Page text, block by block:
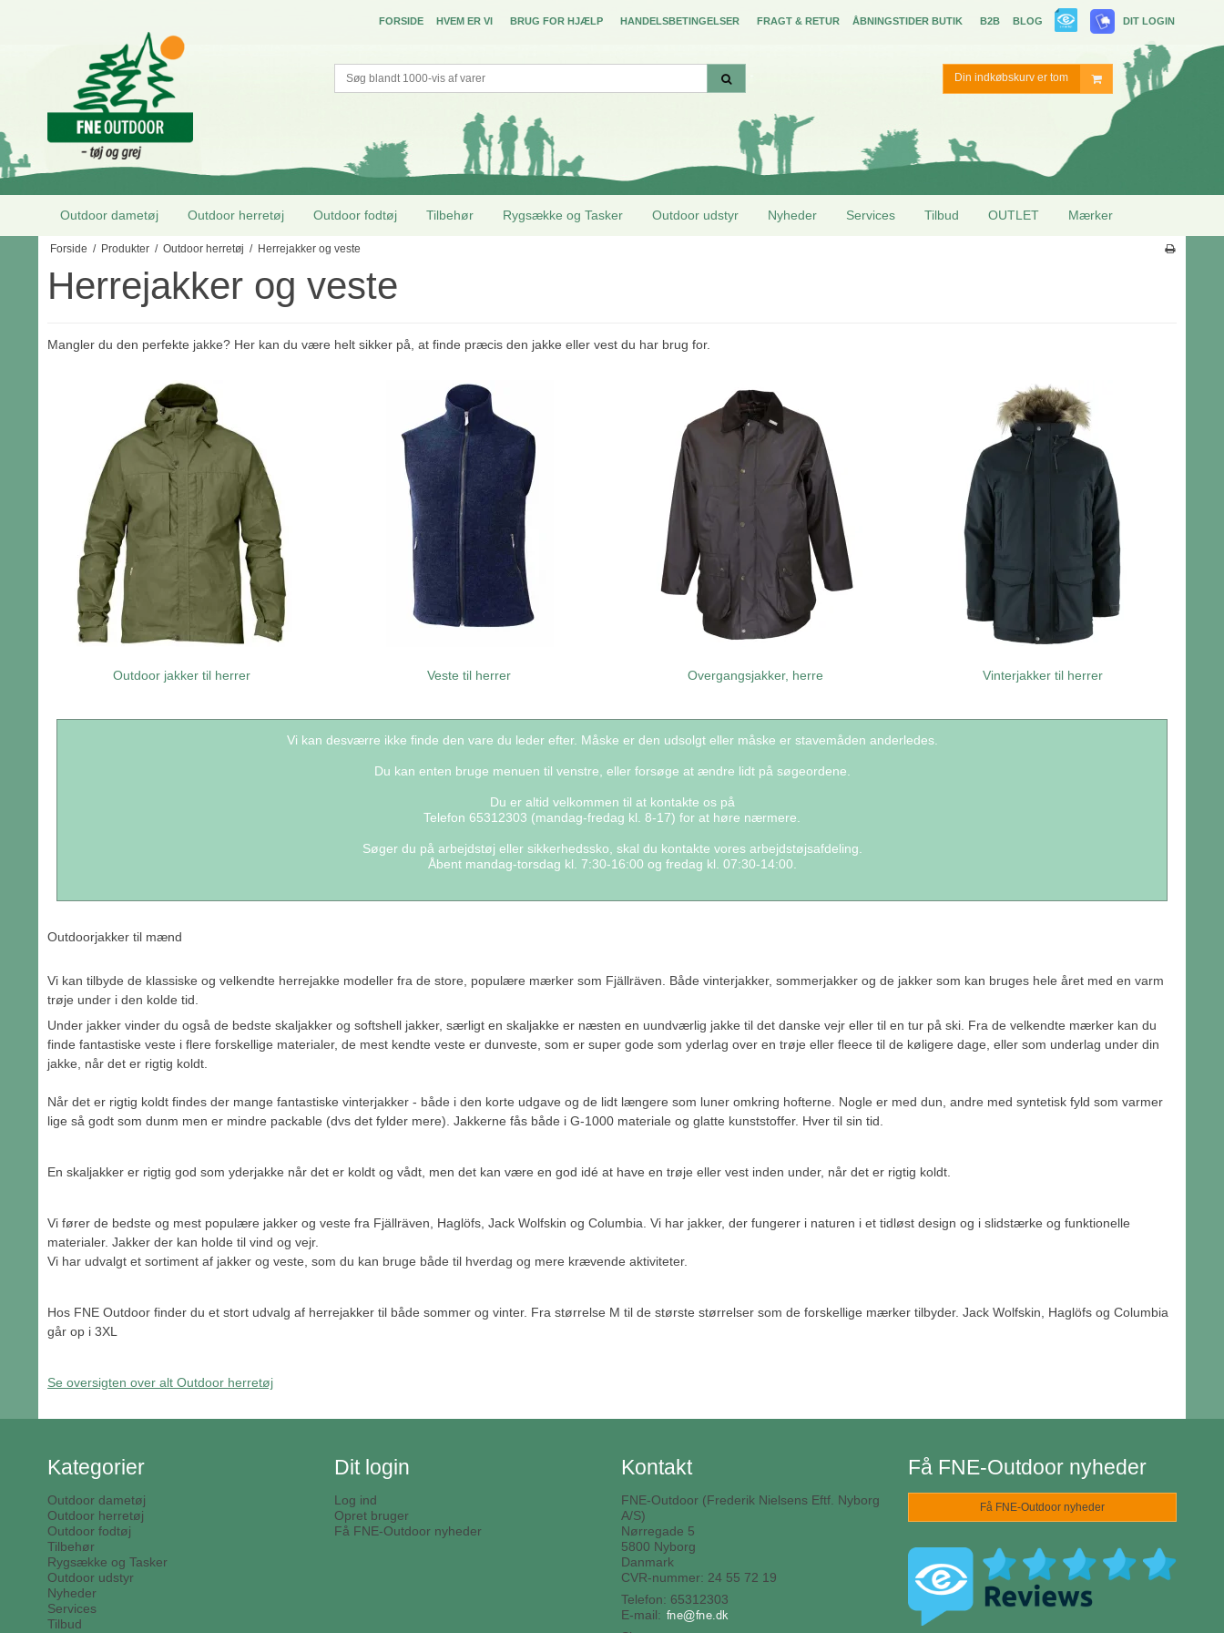
FORSIDE HVEM ER VI BRUG FOR HJÆLP HANDELSBETINGELSER FRAGT & RETUR ÅBNINGSTIDER BUTIK B2B BLOG DIT LOGIN
Din indkøbskurv er tom
Outdoor dametøj Outdoor herretøj Outdoor fodtøj Tilbehør Rygsække og Tasker Outdoor udstyr Nyheder Services Tilbud OUTLET Mærker
Forside / Produkter / Outdoor herretøj / Herrejakker og veste
Herrejakker og veste
Mangler du den perfekte jakke? Her kan du være helt sikker på, at finde præcis den jakke eller vest du har brug for.
Outdoor jakker til herrer Veste til herrer Overgangsjakker, herre Vinterjakker til herrer
Vi kan desværre ikke finde den vare du leder efter. Måske er den udsolgt eller måske er stavemåden anderledes.
Du kan enten bruge menuen til venstre, eller forsøge at ændre lidt på søgeordene.
Du er altid velkommen til at kontakte os på
Telefon 65312303 (mandag-fredag kl. 8-17) for at høre nærmere.
Søger du på arbejdstøj eller sikkerhedssko, skal du kontakte vores arbejdstøjsafdeling.
Åbent mandag-torsdag kl. 7:30-16:00 og fredag kl. 07:30-14:00.
Outdoorjakker til mænd
Vi kan tilbyde de klassiske og velkendte herrejakke modeller fra de store, populære mærker som Fjällräven. Både vinterjakker, sommerjakker og de jakker som kan bruges hele året med en varm
trøje under i den kolde tid.
Under jakker vinder du også de bedste skaljakker og softshell jakker, særligt en skaljakke er næsten en uundværlig jakke til det danske vejr eller til en tur på ski. Fra de velkendte mærker kan du
finde fantastiske veste i flere forskellige materialer, de mest kendte veste er dunveste, som er super gode som yderlag over en trøje eller fleece til de køligere dage, eller som underlag under din
jakke, når det er rigtig koldt.
Når det er rigtig koldt findes der mange fantastiske vinterjakker - både i den korte udgave og de lidt længere som luner omkring hofterne. Nogle er med dun, andre med syntetisk fyld som varmer
lige så godt som dunm men er mindre packable (dvs det fylder mere). Jakkerne fås både i G-1000 materiale og glatte kunststoffer. Hver til sin tid.
En skaljakker er rigtig god som yderjakke når det er koldt og vådt, men det kan være en god idé at have en trøje eller vest inden under, når det er rigtig koldt.
Vi fører de bedste og mest populære jakker og veste fra Fjällräven, Haglöfs, Jack Wolfskin og Columbia. Vi har jakker, der fungerer i naturen i et tidløst design og i slidstærke og funktionelle
materialer. Jakker der kan holde til vind og vejr.
Vi har udvalgt et sortiment af jakker og veste, som du kan bruge både til hverdag og mere krævende aktiviteter.
Hos FNE Outdoor finder du et stort udvalg af herrejakker til både sommer og vinter. Fra størrelse M til de største størrelser som de forskellige mærker tilbyder. Jack Wolfskin, Haglöfs og Columbia
går op i 3XL
Se oversigten over alt Outdoor herretøj
Kategorier
Outdoor dametøj
Outdoor herretøj
Outdoor fodtøj
Tilbehør
Rygsække og Tasker
Outdoor udstyr
Nyheder
Services
Tilbud
Dit login
Log ind
Opret bruger
Få FNE-Outdoor nyheder
Kontakt
FNE-Outdoor (Frederik Nielsens Eftf. Nyborg
A/S)
Nørregade 5
5800 Nyborg
Danmark
CVR-nummer: 24 55 72 19
Telefon: 65312303
E-mail:
Få FNE-Outdoor nyheder
Få FNE-Outdoor nyheder